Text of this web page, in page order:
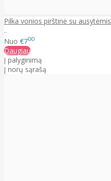
Pilka vonios pirštinė su ausytėmis
..
Nuo €700
Daugiau
Į palyginimą
Į norų sąrašą